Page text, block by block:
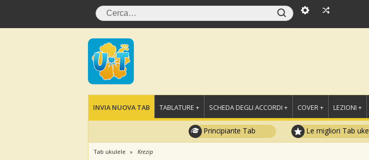
INVIA NUOVA TAB TABLATURE + SCHEDA DEGLI ACCORDI + COVER + LEZIONI +
Principiante Tab Le migliori Tab uke
Tab ukulele Krezip